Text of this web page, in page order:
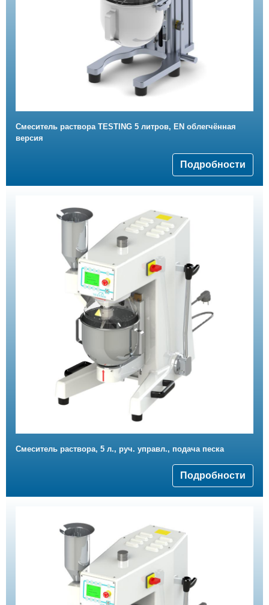
Смеситель раствора TESTING 5 литров, EN облегчённая
версия
Подробности
Смеситель раствора, 5 л., руч. управл., подача песка
Подробности